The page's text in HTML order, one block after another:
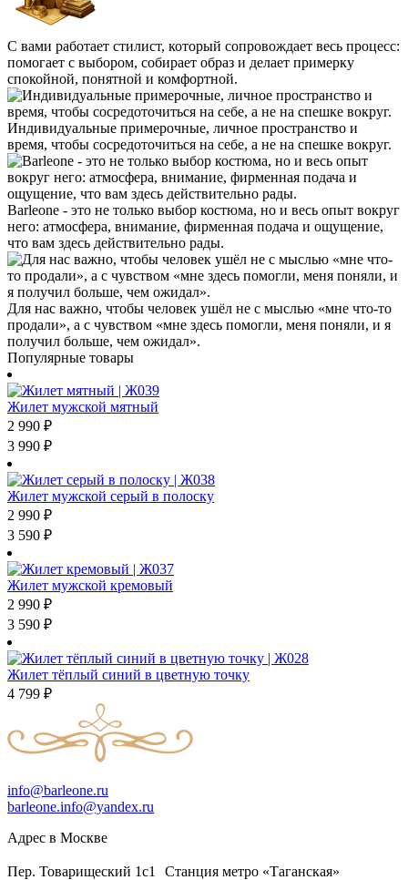
С вами работает стилист, который сопровождает весь процесс:
помогает с выбором, собирает образ и делает примерку
спокойной, понятной и комфортной.
Индивидуальные примерочные, личное пространство и
время, чтобы сосредоточиться на себе, а не на спешке вокруг.
Barleone - это не только выбор костюма, но и весь опыт вокруг
него: атмосфера, внимание, фирменная подача и ощущение,
что вам здесь действительно рады.
Для нас важно, чтобы человек ушёл не с мыслью «мне что-то
продали», а с чувством «мне здесь помогли, меня поняли, и я
получил больше, чем ожидал».
Популярные товары
Жилет мужской мятный
2 990 ₽
3 990 ₽
Жилет мужской серый в полоску
2 990 ₽
3 590 ₽
Жилет мужской кремовый
2 990 ₽
3 590 ₽
Жилет тёплый синий в цветную точку
4 799 ₽
info@barleone.ru
barleone.info@yandex.ru
Адрес в Москве
Пер. Товарищеский 1с1 Станция метро «Таганская»